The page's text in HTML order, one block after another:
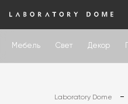
Мебель Свет Декор
Laboratory Dome